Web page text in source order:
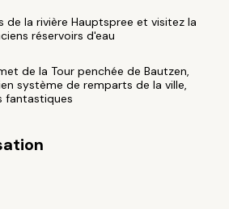
de la rivière Hauptspree et visitez la
réservoirs d'eau
de la Tour penchée de Bautzen,
système de remparts de la ville,
fantastiques